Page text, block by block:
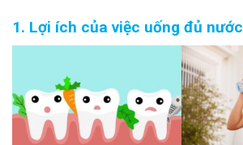
1. Lợi ích của việc uống đủ nước